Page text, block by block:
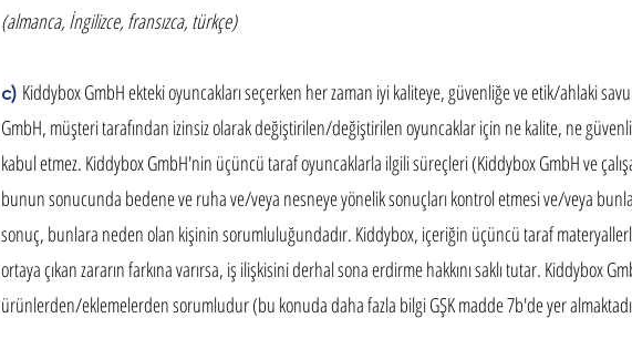
(almanca, İngilizce, fransızca, türkçe)
c) Kiddybox GmbH ekteki oyuncakları seçerken her zaman iyi kaliteye, güvenliğe ve etik/ahlaki
GmbH, müşteri tarafından izinsiz olarak değiştirilen/değiştirilen oyuncaklar için ne kalite, ne
kabul etmez. Kiddybox GmbH'nin üçüncü taraf oyuncaklarla ilgili süreçleri (Kiddybox GmbH ve
bunun sonucunda bedene ve ruha ve/veya nesneye yönelik sonuçları kontrol etmesi ve/veya
sonuç, bunlara neden olan kişinin sorumluluğundadır. Kiddybox, içeriğin üçüncü taraf
ortaya çıkan zararın farkına varırsa, iş ilişkisini derhal sona erdirme hakkını saklı tutar. Kiddybox
ürünlerden/eklemelerden sorumludur (bu konuda daha fazla bilgi GŞK madde 7b'de yer